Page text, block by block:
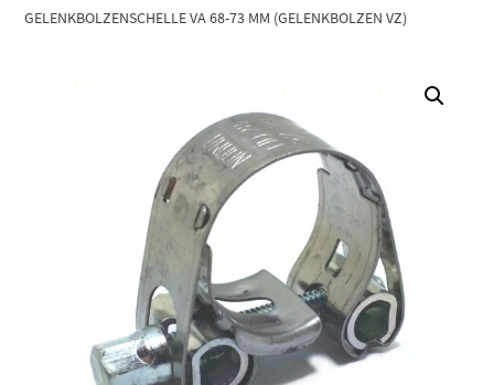
GELENKBOLZENSCHELLE VA 68-73 MM (GELENKBOLZEN VZ)